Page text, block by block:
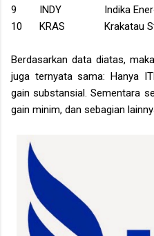
9
INDY Indika
10
KRAS Krakatau
Berdasarkan data diatas,
juga ternyata sama: Hanya
gain substansial. Sementara
gain minim, dan sebagian